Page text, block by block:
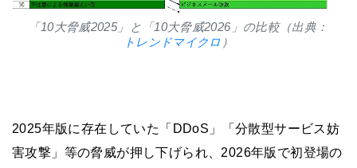
「10大脅威2025」と「10大脅威2026」の比較（出典：
トレンドマイクロ ）
2025年版に存在していた「DDoS」「分散型サービス妨
害攻撃」等の脅威が押し下げられ、2026年版で初登場の